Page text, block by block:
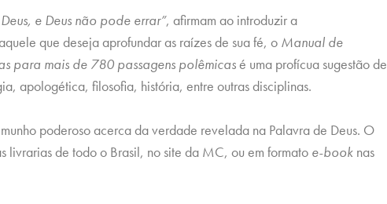
e Deus não pode errar”, afirmam ao introduzir a
que deseja aprofundar as raízes de sua fé, o Manual de
para mais de 780 passagens polêmicasé uma profícua sugestão de
apologética, filosofia, história, entre outras disciplinas.
poderoso acerca da verdade revelada na Palavra de Deus. O
livrarias de todo o Brasil, no site da MC, ou em formato e-book nas